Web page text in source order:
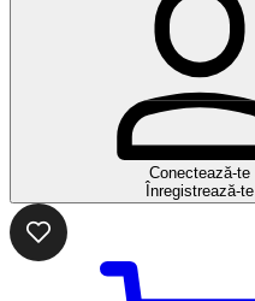
Conectează-te
Înregistrează-te